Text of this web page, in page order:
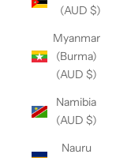
(AUD $)
Myanmar
(Burma)
(AUD $)
Namibia
(AUD $)
Nauru